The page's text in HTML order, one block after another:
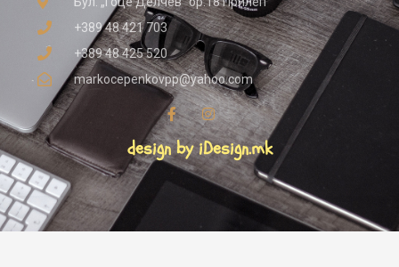
+389 48 421 703
+389 48 425 520
markocepenkovpp@yahoo.com
design by iDesign.mk